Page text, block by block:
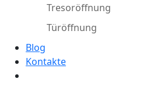
Tresoröffnung
Türöffnung
Blog
Kontakte